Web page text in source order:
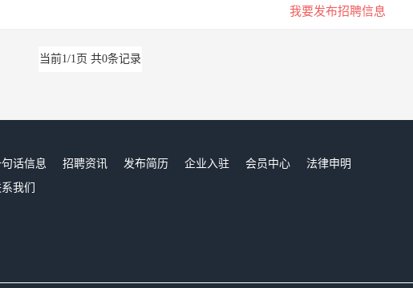
我要发布招聘信息
当前1/1页 共0条记录
话信息 招聘资讯 发布简历 企业入驻 会员中心
法律申明
我们